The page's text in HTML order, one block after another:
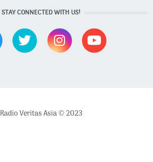
STAY CONNECTED WITH US!
Radio Veritas Asia © 2023